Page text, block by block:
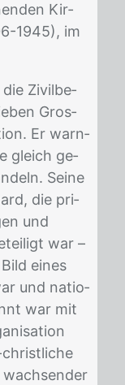
Kir­
1945), im
die Zi­vil­be­
Gros­
Er warn­
gleich ge­
Sei­ne
die pri­
und
war –
ei­nes
und na­tio­
war mit